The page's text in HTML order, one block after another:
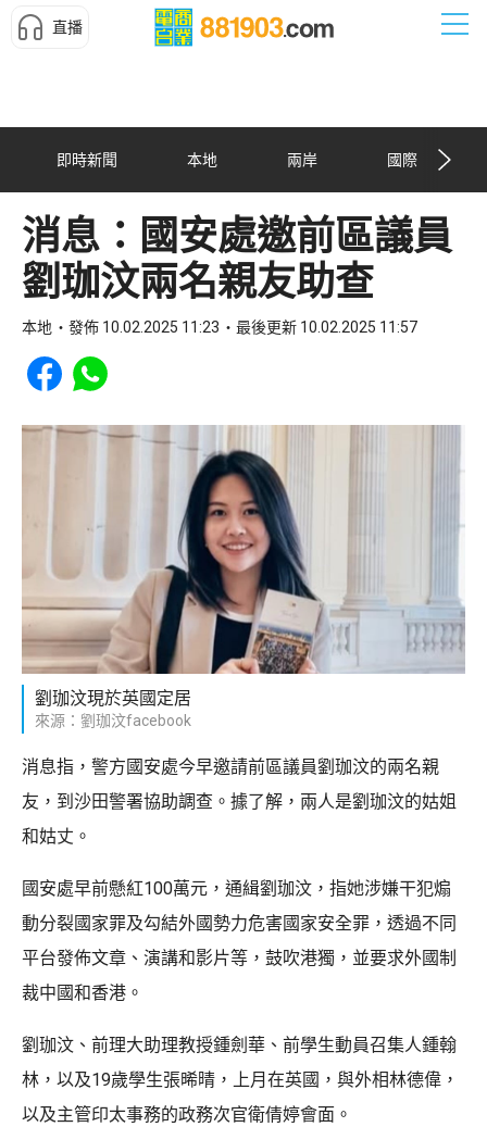
直播
即時新聞 本地 兩岸 國際
消息：國安處邀前區議員
劉珈汶兩名親友助查
本地 發佈 10.02.2025 11:23 最後更新 10.02.2025 11:57
Share to Facebook
Share to WhatsApp
劉珈汶現於英國定居
來源：劉珈汶facebook
消息指，警方國安處今早邀請前區議員劉珈汶的兩名親
友，到沙田警署協助調查。據了解，兩人是劉珈汶的姑姐
和姑丈。
國安處早前懸紅100萬元，通緝劉珈汶，指她涉嫌干犯煽
動分裂國家罪及勾結外國勢力危害國家安全罪，透過不同
平台發佈文章、演講和影片等，鼓吹港獨，並要求外國制
裁中國和香港。
劉珈汶、前理大助理教授鍾劍華、前學生動員召集人鍾翰
林，以及19歲學生張晞晴，上月在英國，與外相林德偉，
以及主管印太事務的政務次官衛倩婷會面。